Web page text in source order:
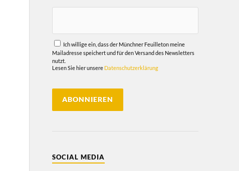
Ich willige ein, dass der Münchner Feuilleton meine
Mailadresse speichert und für den Versand des Newsletters
nutzt.
Lesen Sie hier unsere Datenschutzerklärung
SOCIAL MEDIA